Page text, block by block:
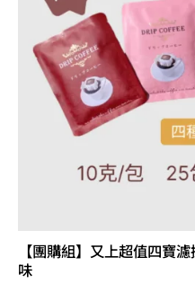
【團購組】又上超值四寶
味